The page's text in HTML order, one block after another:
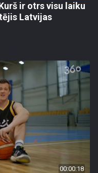
ir otrs visu laiku
Latvijas
00:00:18